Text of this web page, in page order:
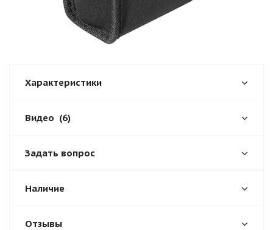
Характеристики
Видео (6)
Задать вопрос
Наличие
Отзывы